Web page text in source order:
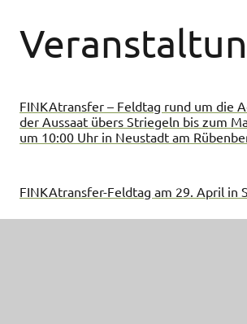
FINKAtransfer – Feldtag rund um die
der Aussaat übers Striegeln bis zum
um 10:00 Uhr in Neustadt am
FINKAtransfer-Feldtag am 29. April in